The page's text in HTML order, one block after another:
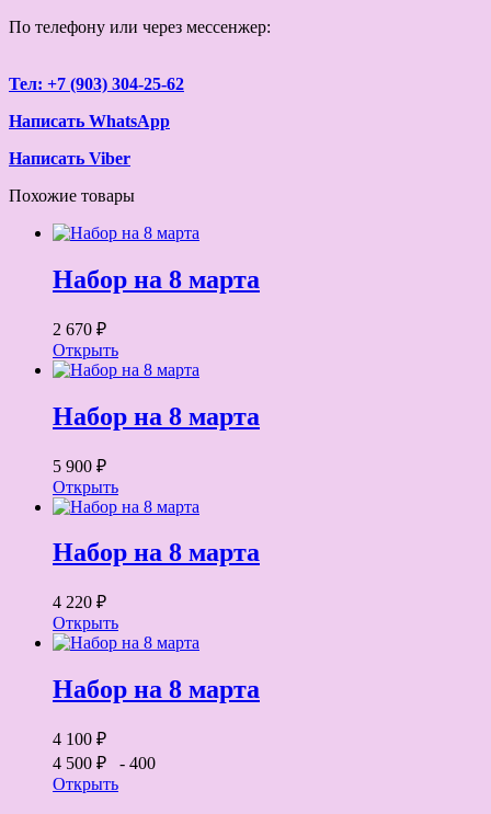
По телефону или через мессенжер:
Тел: +7 (903) 304-25-62
Написать WhatsApp
Написать Viber
Похожие товары
Набор на 8 марта
2 670 ₽
Открыть
Набор на 8 марта
5 900 ₽
Открыть
Набор на 8 марта
4 220 ₽
Открыть
Набор на 8 марта
4 100 ₽
4 500 ₽ - 400
Открыть